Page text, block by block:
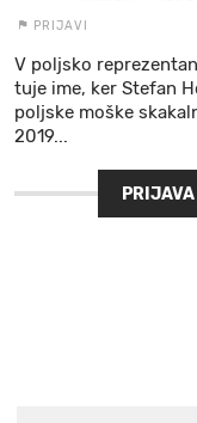
PRIJAVI
V poljsko
tuje ime, ker Stefan
poljske moške
2019...
PRIJAVA